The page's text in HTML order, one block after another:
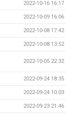
2022-10-16 16:17
2022-10-09 16:06
2022-10-08 17:42
2022-10-08 13:52
2022-10-05 22:32
2022-09-24 18:35
2022-09-24 10:03
2022-09-23 21:46